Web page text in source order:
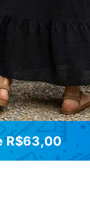
R$63,00